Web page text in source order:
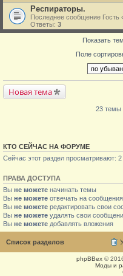
Респираторы.
Последнее сообщение Гость
Ответы: 3
Показать
Поле
Новая тема
23 темы
КТО СЕЙЧАС НА ФОРУМЕ
Сейчас этот раздел просматривают: 2
ПРАВА ДОСТУПА
Вы не можете начинать темы
Вы не можете отвечать на сообщения
Вы не можете редактировать свои
Вы не можете удалять свои
Вы не можете добавлять вложения
Список разделов
phpBBex© 2016
Моды и